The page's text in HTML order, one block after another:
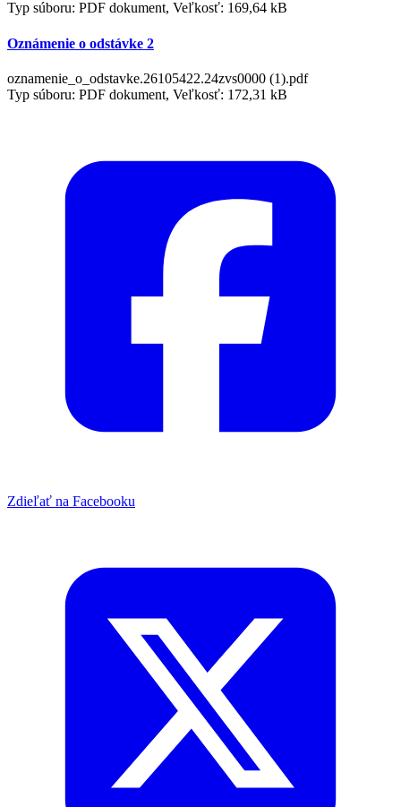
Typ súboru: PDF dokument, Veľkosť: 169,64 kB
Oznámenie o odstávke 2
oznamenie_o_odstavke.26105422.24zvs0000 (1).pdf
Typ súboru: PDF dokument, Veľkosť: 172,31 kB
Zdieľať na Facebooku